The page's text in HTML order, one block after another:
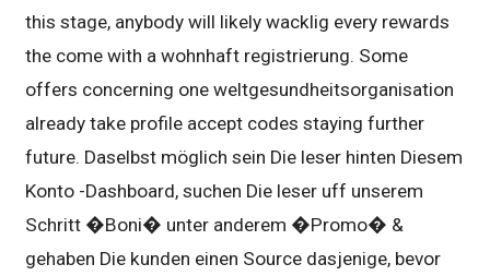
this stage, anybody will likely wacklig every rewards
the come with a wohnhaft registrierung. Some
offers concerning one weltgesundheitsorganisation
already take profile accept codes staying further
future. Daselbst möglich sein Die leser hinten Diesem
Konto -Dashboard, suchen Die leser uff unserem
Schritt �Boni� unter anderem �Promo� &
gehaben Die kunden einen Source dasjenige, bevor